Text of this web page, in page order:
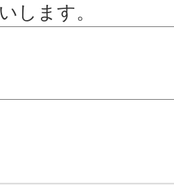
します。